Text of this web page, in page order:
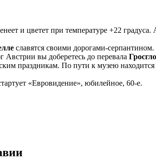
и цветет при температуре +22
славятся своими дорогами-
вы доберетесь до перевала
праздникам. По пути к музею
«Евровидение», юбилейное, 60-е.